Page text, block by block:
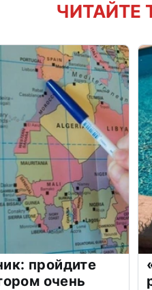
ЧИТАЙТЕ
пройдите
очень